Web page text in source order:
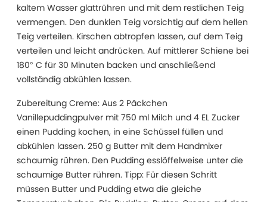
kaltem Wasser glattrühren und mit dem restlichen Teig
vermengen. Den dunklen Teig vorsichtig auf dem hellen
Teig verteilen. Kirschen abtropfen lassen, auf dem Teig
verteilen und leicht andrücken. Auf mittlerer Schiene bei
180° C für 30 Minuten backen und anschließend
vollständig abkühlen lassen.
Zubereitung Creme: Aus 2 Päckchen
Vanillepuddingpulver mit 750 ml Milch und 4 EL Zucker
einen Pudding kochen, in eine Schüssel füllen und
abkühlen lassen. 250 g Butter mit dem Handmixer
schaumig rühren. Den Pudding esslöffelweise unter die
schaumige Butter rühren. Tipp: Für diesen Schritt
müssen Butter und Pudding etwa die gleiche